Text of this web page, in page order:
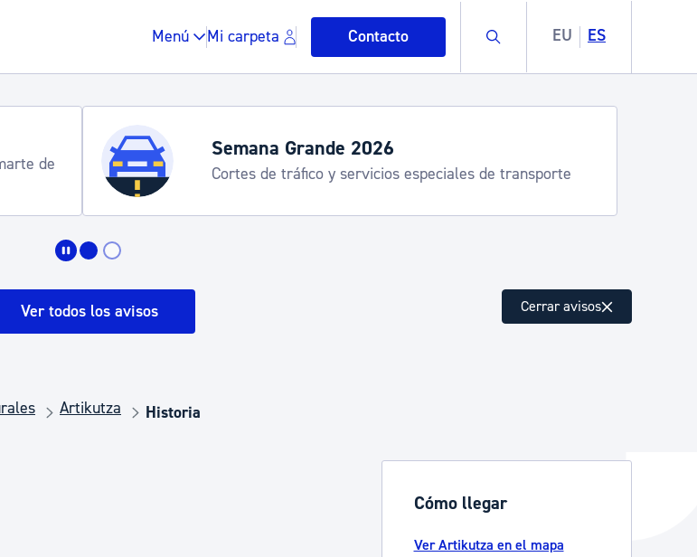
Menú Mi carpeta Contacto Buscar EU ES
Espacio público, residuos y medioambiente
Euskera
Igualdad, Derechos Humanos y convivencia
Horarios y servicios de verano
Udalinfo, Donostia Kirola, Donostia Kultura, San Telmo,
Urgull, Hondalea, Turismo
Ver todos los avisos Cerrar avisos
Artikutza Historia
Cómo llegar
Ver Artikutza en el mapa